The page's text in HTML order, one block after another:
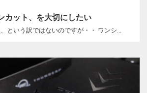
カット、を大切にしたい
という訳ではないのですが・・ ワンシ...